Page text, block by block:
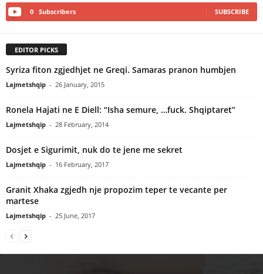
0 Subscribers SUBSCRIBE
EDITOR PICKS
Syriza fiton zgjedhjet ne Greqi. Samaras pranon humbjen
Lajmetshqip - 26 January, 2015
Ronela Hajati ne E Diell: “Isha semure, …fuck. Shqiptaret”
Lajmetshqip - 28 February, 2014
Dosjet e Sigurimit, nuk do te jene me sekret
Lajmetshqip - 16 February, 2017
Granit Xhaka zgjedh nje propozim teper te vecante per
martese
Lajmetshqip - 25 June, 2017